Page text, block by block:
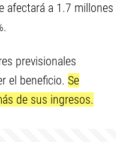
afectará a 1.7 millones
previsionales
el beneficio. Se
de sus ingresos.